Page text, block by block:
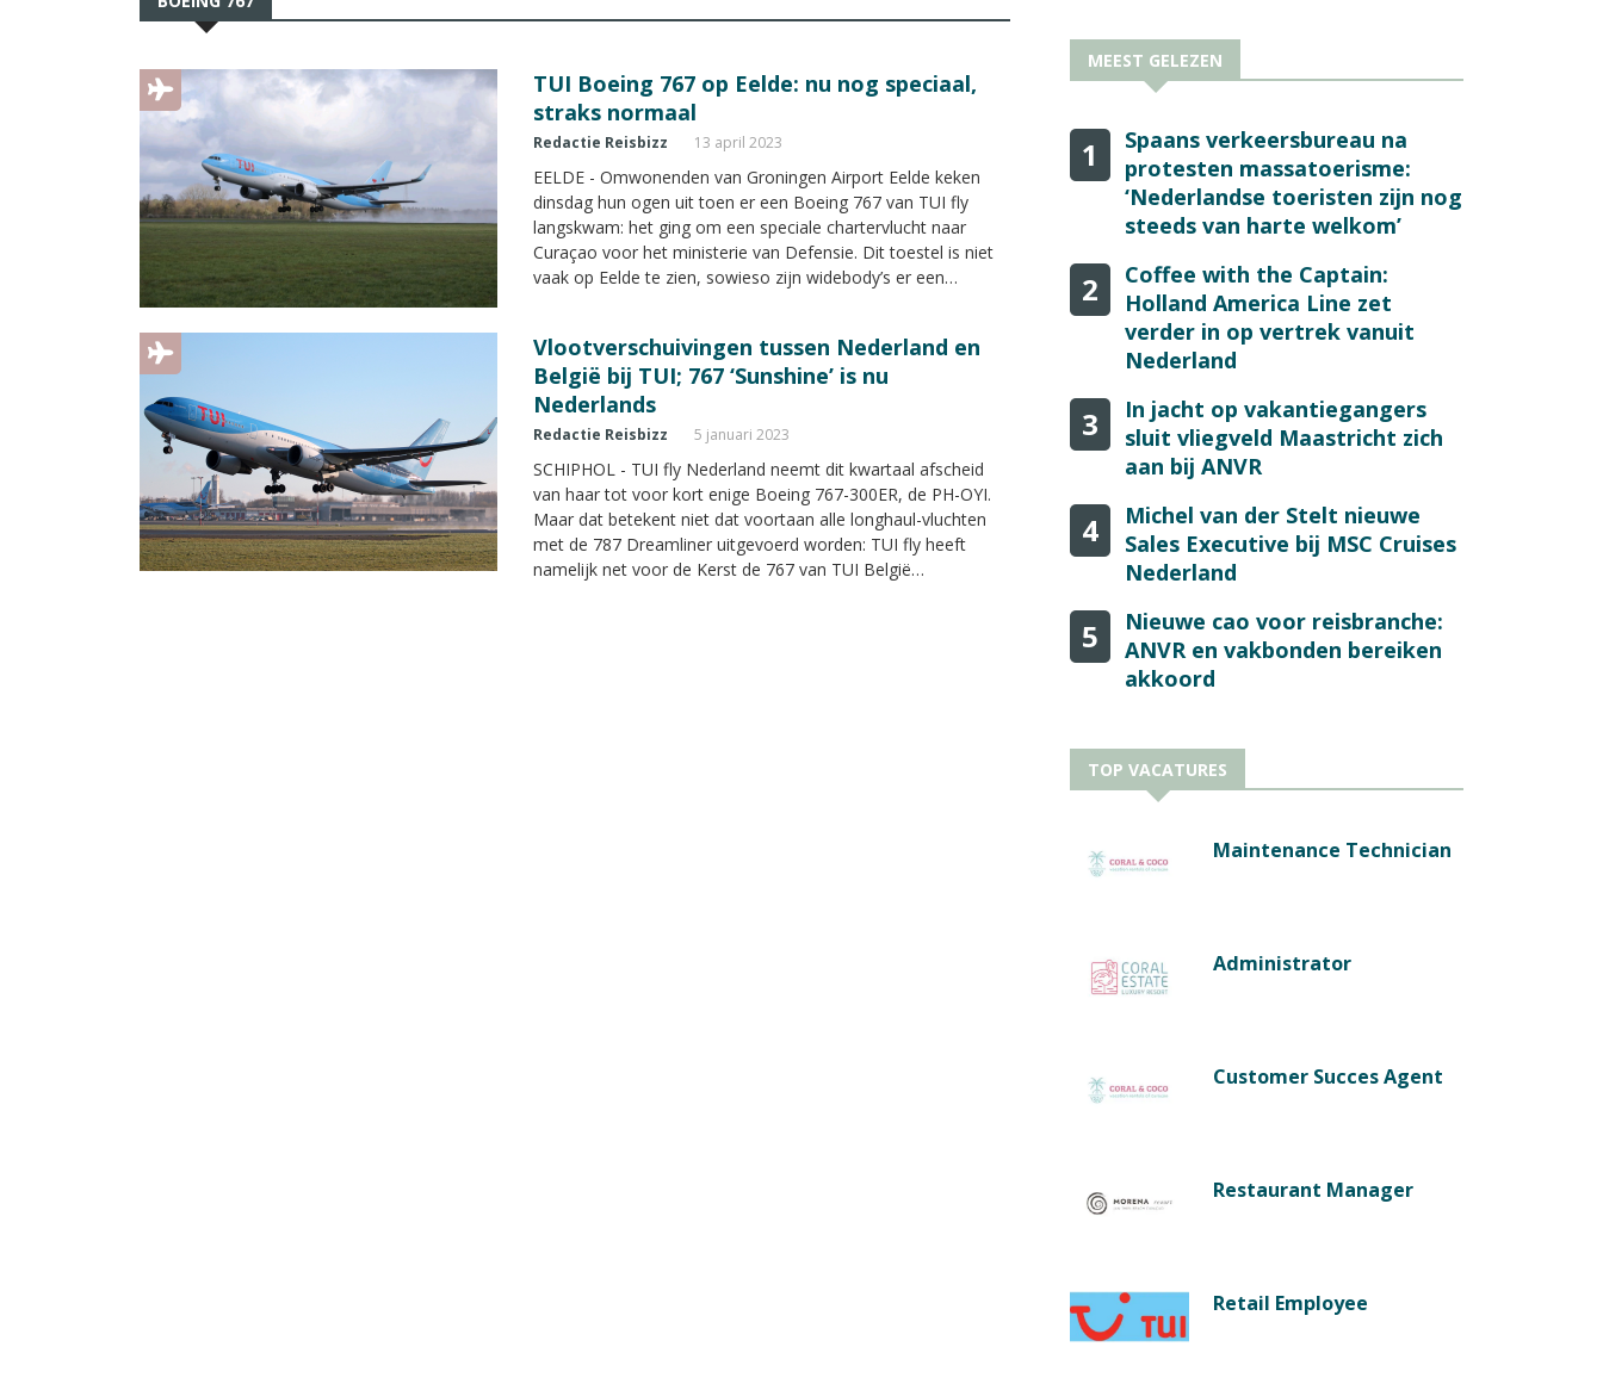
TUI Boeing 767 op Eelde: nu nog speciaal,
straks normaal
Redactie Reisbizz 13 april 2023
EELDE - Omwonenden van Groningen Airport Eelde keken
dinsdag hun ogen uit toen er een Boeing 767 van TUI fly
langskwam: het ging om een speciale chartervlucht naar
Curaçao voor het ministerie van Defensie. Dit toestel is niet
vaak op Eelde te zien, sowieso zijn widebody’s er een
Groningen komt.
Vlootverschuivingen tussen Nederland en
België bij TUI; 767 ‘Sunshine’ is nu
Nederlands
Redactie Reisbizz 5 januari 2023
SCHIPHOL - TUI fly Nederland neemt dit kwartaal afscheid
van haar tot voor kort enige Boeing 767-300ER, de PH-OYI.
Maar dat betekent niet dat voortaan alle longhaul-vluchten
met de 787 Dreamliner uitgevoerd worden: TUI fly heeft
namelijk net voor de Kerst de 767 van TUI België
MEEST GELEZEN
1
Spaans verkeersbureau na
protesten massatoerisme:
‘Nederlandse toeristen zijn nog
steeds van harte welkom’
2
Coffee with the Captain:
Holland America Line zet
verder in op vertrek vanuit
Nederland
3
In jacht op vakantiegangers
sluit vliegveld Maastricht zich
aan bij ANVR
4
Michel van der Stelt nieuwe
Sales Executive bij MSC Cruises
Nederland
5
Nieuwe cao voor reisbranche:
ANVR en vakbonden bereiken
akkoord
TOP VACATURES
Maintenance Technician
Administrator
Customer Succes Agent
Restaurant Manager
Retail Employee